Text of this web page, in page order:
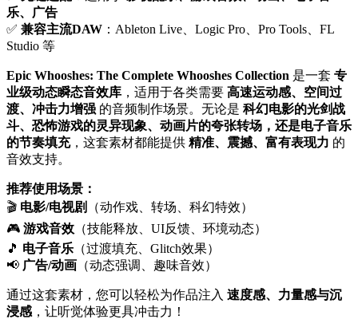
乐、广告
✅ 兼容主流DAW ：Ableton Live、Logic Pro、Pro Tools、FL
Studio 等
Epic Whooshes: The Complete Whooshes Collection 是一套 专
业级动态瞬态音效库 ，适用于各类需要 高速运动感、空间过
渡、冲击力增强 的音频制作场景。无论是 科幻电影的光剑战
斗、恐怖游戏的灵异现象、动画片的夸张转场，还是电子音乐
的节奏填充，这套素材都能提供 精准、震撼、富有表现力 的
音效支持。
推荐使用场景：
🎬 电影/电视剧
（动作戏、转场、科幻特效）
🎮 游戏音效 （技能释放、UI反馈、环境动态）
🎵 电子音乐 （过渡填充、Glitch效果）
📢 广告/动画 （动态强调、趣味音效）
通过这套素材，您可以轻松为作品注入 速度感、力量感与沉
浸感 ，让听觉体验更具冲击力！